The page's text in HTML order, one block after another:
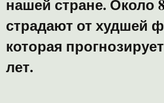
нашей стране. Около
страдают от
которая
лет.